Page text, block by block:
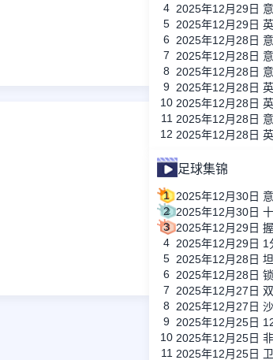
4
5
6
7
8
9
10
11
12
足球集锦
1
2
3
4
5
6
7
8
9
10
11